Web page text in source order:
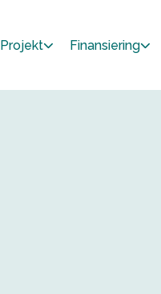
Projekt Finansiering